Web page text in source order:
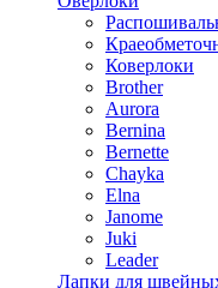
Коверлоки
Brother
Aurora
Bernina
Bernette
Chayka
Elna
Janome
Juki
Leader
Лапки для